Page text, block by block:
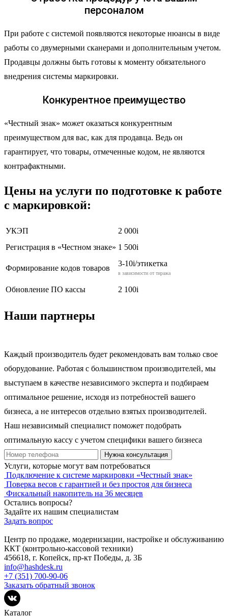
персоналом
При работе с системой появляются некоторые нюансы в виде
работы со двумерными сканерами и дополнительным учетом.
Продавцы должны быть готовы к моменту обязательного
внедрения системы маркировки.
Конкурентное преимущество
«Честный знак» может оказаться конкурентным
преимуществом для вас, как для продавца. Ведь он
гарантирует, что товары, отмеченные кодом, не являются
контрафактными.
Цены на услуги по подготовке к работе
с маркировкой:
УКЭП 2 000i
Регистрация в «Честном знаке» 1 500i
Формирование кодов товаров
3-10i/этикетка
в зависимости от тиража
Обновление ПО кассы 2 100i
Наши партнеры
Каждый производитель будет рекомендовать вам только свое
оборудование. Работая с большинством производителей, мы
выступаем в качестве независимого эксперта и подбираем
оптимальное решение, исходя из потребностей вашего
бизнеса, а не интересов отдельно взятых производителей.
Наш независимый специалист поможет подобрать
оптимальную кассу с учетом специфики вашего бизнеса
Услуги, которые могут вам потребоваться
Подключение к системе маркировки «Честный знак»
Поверка весов с гарантией и без простоя для бизнеса
Фискальный накопитель на 36 месяцев
Остались вопросы?
Задайте их нашим специалистам
Задать вопрос
Центр по продаже, модернизации, настройке и обслуживанию
ККТ (контрольно-кассовой техники)
456618, г. Копейск, пр-кт Победы, д. 3Б
info@hashdesk.ru
+7 (351) 700-90-06
Заказать обратный звонок
Каталог